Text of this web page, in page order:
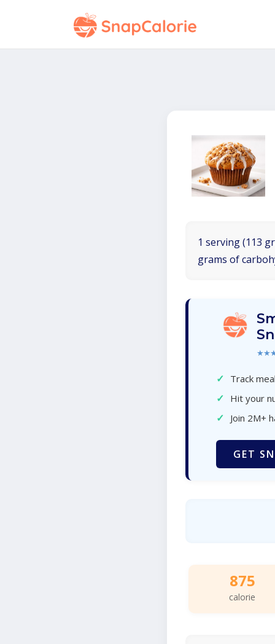
1 serving (113
grams of
✓ Track
✓ Hit your
✓ Join 2M+
GET
875
calorie